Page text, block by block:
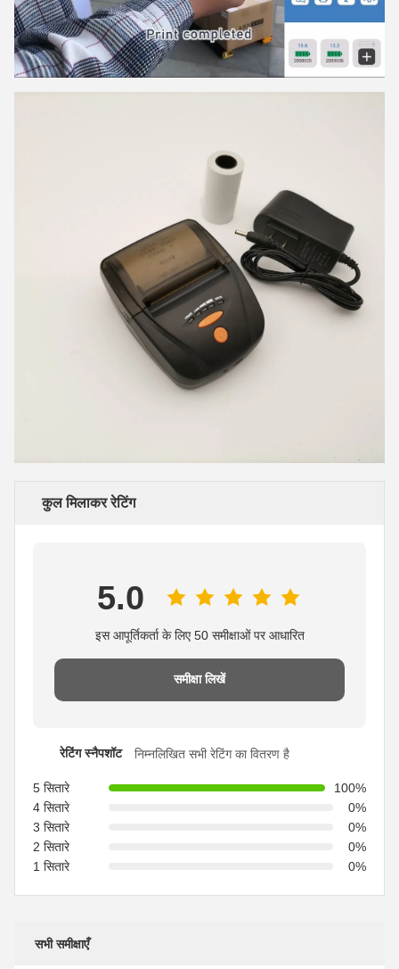
कुल मिलाकर रेटिंग
5.0
इस आपूर्तिकर्ता के लिए 50 समीक्षाओं पर आधारित
समीक्षा लिखें
रेटिंग स्नैपशॉट निम्नलिखित सभी रेटिंग का वितरण है
5 सितारे
100%
4 सितारे
0%
3 सितारे
0%
2 सितारे
0%
1 सितारे
0%
सभी समीक्षाएँ